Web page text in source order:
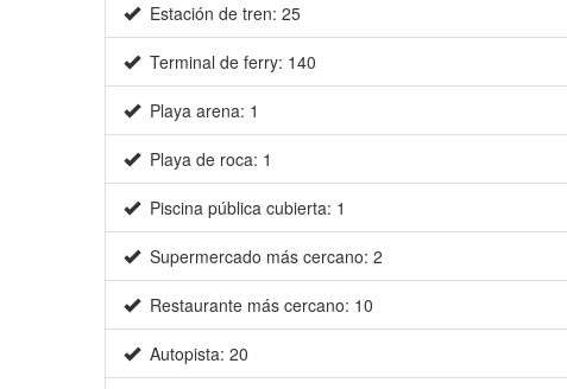
Estación de tren: 25
Terminal de ferry: 140
Playa arena: 1
Playa de roca: 1
Piscina pública cubierta: 1
Supermercado más cercano: 2
Restaurante más cercano: 10
Autopista: 20